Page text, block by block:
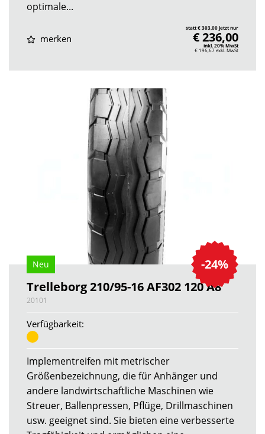
optimale...
merken
statt € 303,00 jetzt nur
€ 236,00
inkl. 20% MwSt
€ 196,67exkl. MwSt
-24%
Neu
Trelleborg 210/95-16 AF302 120 A8
20101
Verfügbarkeit:
Implementreifen mit metrischer
Größenbezeichnung, die für Anhänger und
andere landwirtschaftliche Maschinen wie
Streuer, Ballenpressen, Pflüge, Drillmaschinen
usw. geeignet sind. Sie bieten eine verbesserte